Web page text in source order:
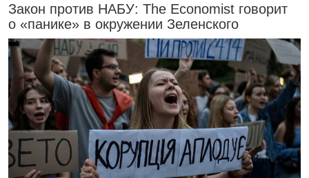
Закон против НАБУ: The Economist говорит
о «панике» в окружении Зеленского